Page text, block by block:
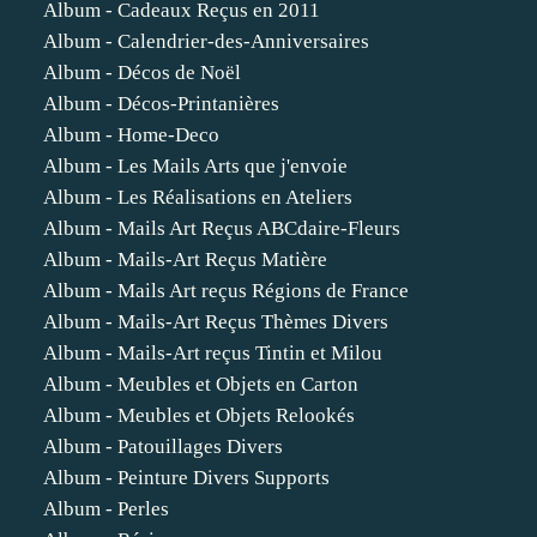
Album - Cadeaux Reçus en 2011
Album - Calendrier-des-Anniversaires
Album - Décos de Noël
Album - Décos-Printanières
Album - Home-Deco
Album - Les Mails Arts que j'envoie
Album - Les Réalisations en Ateliers
Album - Mails Art Reçus ABCdaire-Fleurs
Album - Mails-Art Reçus Matière
Album - Mails Art reçus Régions de France
Album - Mails-Art Reçus Thèmes Divers
Album - Mails-Art reçus Tintin et Milou
Album - Meubles et Objets en Carton
Album - Meubles et Objets Relookés
Album - Patouillages Divers
Album - Peinture Divers Supports
Album - Perles